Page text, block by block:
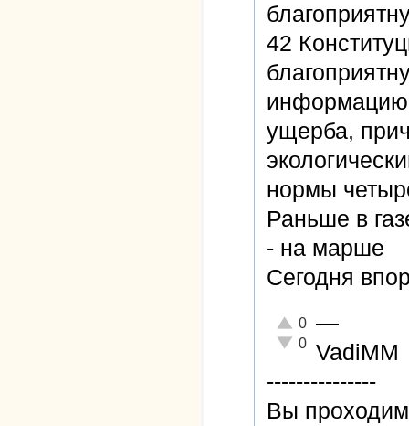
42
информацию
ущерба,
нормы
Раньше в
- на марше
Сегодня
Отлично!
0
Неадекватно!
0
—
VadiMM
---------------
Вы